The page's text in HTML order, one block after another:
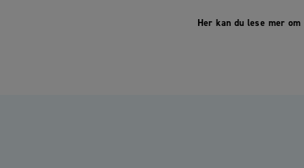
Her kan du lese mer om